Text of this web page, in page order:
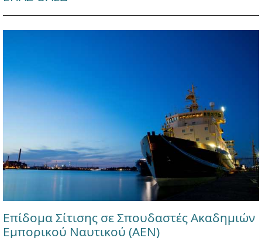
Επίδομα Σίτισης σε Σπουδαστές Ακαδημιών
Εμπορικού Ναυτικού (ΑΕΝ)